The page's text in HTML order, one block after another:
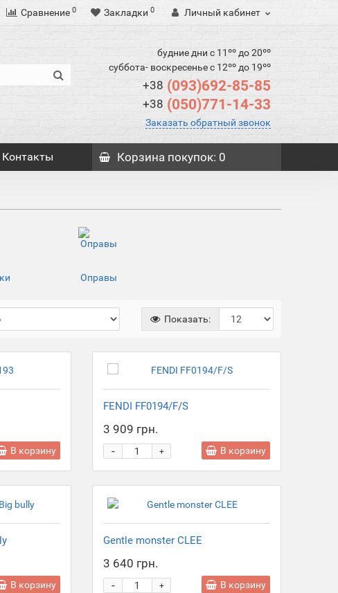
Сравнение 0 Закладки 0 Личный кабинет
будние дни с 11ºº до 20ºº
суббота- воскресенье с 12ºº до 19ºº
+38 (093)692-85-85
+38 (050)771-14-33
Заказать обратный звонок
Контакты Корзина покупок: 0
Оправы
Показать:
В корзину
FENDI FF0194/F/S
3 909 грн.
+
- В корзину
В корзину
Gentle monster CLEE
3 640 грн.
+
- В корзину